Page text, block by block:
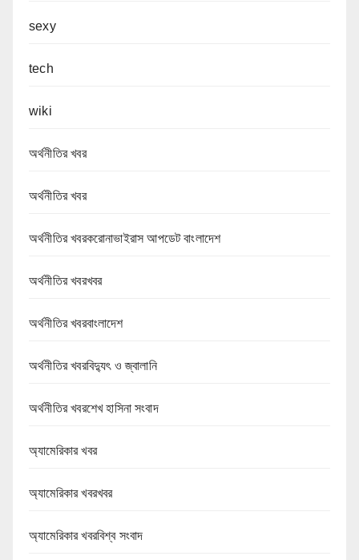
sexy
tech
wiki
অর্থনীতির খবর
অর্থনীতির খবর
অর্থনীতির খবরকরোনাভাইরাস আপডেট বাংলাদেশ
অর্থনীতির খবরখবর
অর্থনীতির খবরবাংলাদেশ
অর্থনীতির খবরবিদ্যুৎ ও জ্বালানি
অর্থনীতির খবরশেখ হাসিনা সংবাদ
অ্যামেরিকার খবর
অ্যামেরিকার খবরখবর
অ্যামেরিকার খবরবিশ্ব সংবাদ